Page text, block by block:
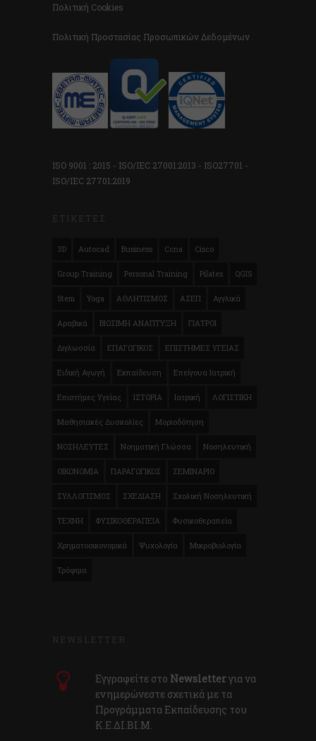
Πολιτική Cookies
Πολιτική Προστασίας Προσωπικών Δεδομένων
ISO 9001 : 2015 - ISO/IEC 27001:2013 - ISO27701 -
ISO/IEC 27701:2019
ΕΤΙΚΈΤΕΣ
3D Autocad Business Ccna Cisco
Group Training Personal Training Pilates QGIS
Stem Yoga ΑΘΛΗΤΙΣΜΟΣ ΑΣΕΠ Αγγλικά
Αραβικά ΒΙΩΣΙΜΗ ΑΝΑΠΤΥΞΗ ΓΙΑΤΡΟΙ
Διγλωσσία ΕΠΑΓΩΓΙΚΟΣ ΕΠΙΣΤΗΜΕΣ ΥΓΕΙΑΣ
Ειδική Αγωγή Εκπαίδευση Επείγουα Ιατρική
Επιστήμες Υγείας ΙΣΤΟΡΙΑ Ιατρική ΛΟΓΙΣΤΙΚΗ
Μαθησιακές Δυσκολίες Μοριοδότηση
ΝΟΣΗΛΕΥΤΕΣ Νοηματική Γλώσσα Νοσηλευτική
ΟΙΚΟΝΟΜΙΑ ΠΑΡΑΓΩΓΙΚΟΣ ΣΕΜΙΝΑΡΙΟ
ΣΥΛΛΟΓΙΣΜΟΣ ΣΧΕΔΙΑΣΗ Σχολική Νοσηλευτική
ΤΕΧΝΗ ΦΥΣΙΚΟΘΕΡΑΠΕΙΑ Φυσικοθεραπεία
Χρηματοοικονομικά Ψυχολογία Μικροβιολογία
Τρόφιμα
NEWSLETTER
Εγγραφείτε στο Newsletterγια να
ενημερώνεστε σχετικά με τα
Προγράμματα Εκπαίδευσης του
Κ.E.ΔI.ΒI.Μ.